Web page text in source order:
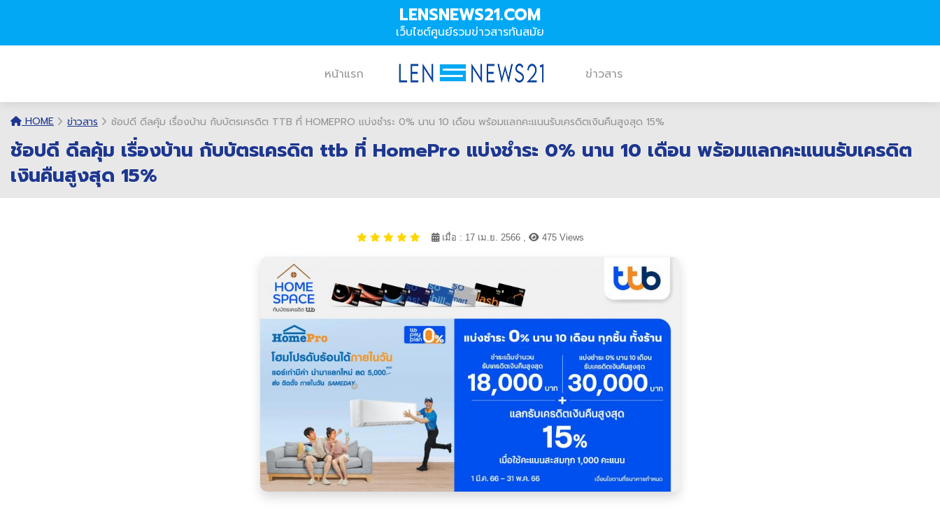
LENSNEWS21.COM
เว็บไซต์ศูนย์รวมข่าวสารทันสมัย
หน้าแรก ข่าวสาร
HOME ข่าวสาร ช้อปดี ดีลคุ้ม เรื่องบ้าน กับบัตรเครดิต TTB ที่ HOMEPRO แบ่งชำระ 0% นาน 10 เดือน พร้อมแลกคะแนนรับเครดิตเงินคืนสูงสุด 15%
ช้อปดี ดีลคุ้ม เรื่องบ้าน กับบัตรเครดิต ttb ที่ HomePro แบ่งชำระ 0% นาน 10 เดือน พร้อมแลกคะแนนรับเครดิต
เงินคืนสูงสุด 15%
เมื่อ : 17 เม.ย. 2566 , 475 Views